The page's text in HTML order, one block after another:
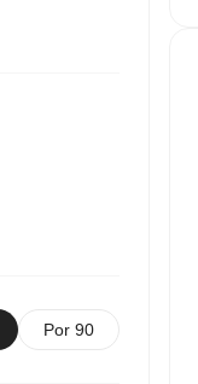
Por 90